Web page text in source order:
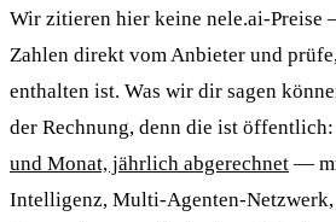
Wir zitieren hier keine nele.ai-
Zahlen direkt vom Anbieter und
enthalten ist. Was wir dir sagen
der Rechnung, denn die ist öffentlich:
und Monat, jährlich abgerechnet —
Intelligenz, Multi-Agenten-Netzwerk,